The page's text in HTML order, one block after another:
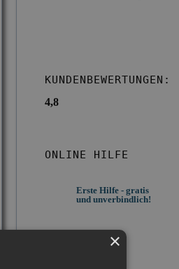
KUNDENBEWERTUNGEN:
4,8
ONLINE HILFE
Erste Hilfe - gratis
und unverbindlich!
×